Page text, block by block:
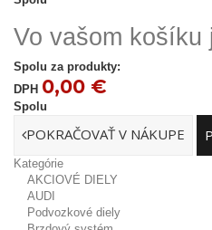
Vo vašom košíku
Spolu za produkty:
DPH 0,00 €
Spolu
POKRAČOVAŤ V NÁKUPE
Kategórie
AKCIOVÉ DIELY
AUDI
Podvozkové diely